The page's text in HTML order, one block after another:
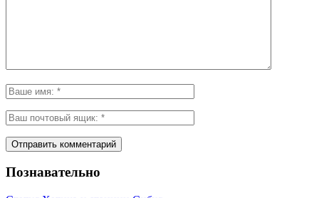
Познавательно